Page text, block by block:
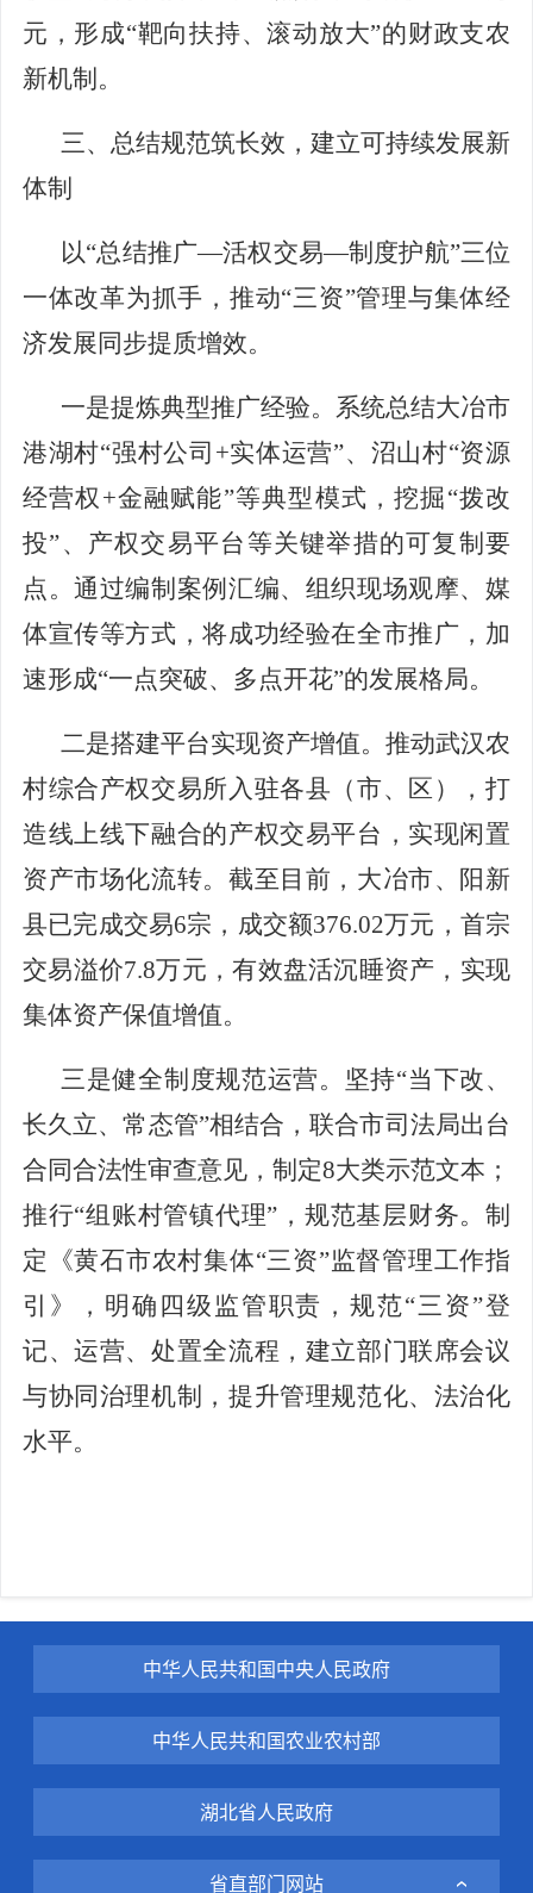
元，形成“靶向扶持、滚动放大”的财政支农
新机制。
三、总结规范筑长效 ， 建立可持续发展新
体制
以“总结推广—活权交易—制度护航”三位
一体改革为抓手，推动“三资”管理与集体经
济发展同步提质增效。
一是提炼典型推广经验。 系统总结大冶市
港湖村“强村公司+实体运营”、沼山村“资源
经营权+金融赋能”等典型模式，挖掘“拨改
投”、产权交易平台等关键举措的可复制要
点。通过编制案例汇编、组织现场观摩、媒
体宣传等方式，将成功经验在全市推广，加
速形成“一点突破、多点开花”的发展格局。
二是搭建平台实现资产增值。 推动武汉农
村综合产权交易所入驻各县（市、区），打
造线上线下融合的产权交易平台，实现闲置
资产市场化流转。截至目前，大冶市、阳新
县已完成交易6宗，成交额376.02万元，首宗
交易溢价7.8万元，有效盘活沉睡资产，实现
集体资产保值增值。
三是健全制度规范运营。 坚持“当下改、
长久立、常态管”相结合，联合市司法局出台
合同合法性审查意见，制定8大类示范文本；
推行“组账村管镇代理”，规范基层财务。制
定《黄石市农村集体“三资”监督管理工作指
引》，明确四级监管职责，规范“三资”登
记、运营、处置全流程，建立部门联席会议
与协同治理机制，提升管理规范化、法治化
水平。
中华人民共和国中央人民政府
中华人民共和国农业农村部
湖北省人民政府
省直部门网站